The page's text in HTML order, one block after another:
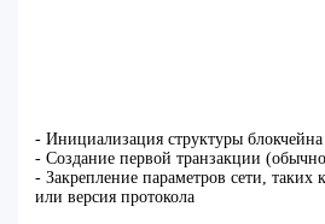
- Инициализация структуры блокчейна
- Создание первой транзакции
- Закрепление параметров сети, таких
или версия протокола